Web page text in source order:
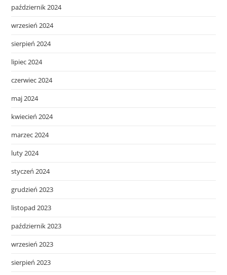
październik 2024
wrzesień 2024
sierpień 2024
lipiec 2024
czerwiec 2024
maj 2024
kwiecień 2024
marzec 2024
luty 2024
styczeń 2024
grudzień 2023
listopad 2023
październik 2023
wrzesień 2023
sierpień 2023